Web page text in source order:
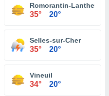
Romorantin-Lanthenay
35° 20°
Selles-sur-Cher
35° 20°
Vineuil
34° 20°